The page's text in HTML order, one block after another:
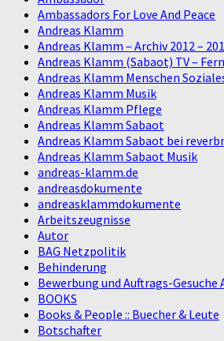
Ambassadors For Love And Peace
Andreas Klamm
Andreas Klamm – Archiv 2012 –
Andreas Klamm (Sabaot) TV –
Andreas Klamm Menschen
Andreas Klamm Musik
Andreas Klamm Pflege
Andreas Klamm Sabaot
Andreas Klamm Sabaot bei
Andreas Klamm Sabaot Musik
andreas-klamm.de
andreasdokumente
andreasklammdokumente
Arbeitszeugnisse
Autor
BAG Netzpolitik
Behinderung
Bewerbung und Auftrags-Gesuche
BOOKS
Books & People :: Buecher & Leute
Botschafter